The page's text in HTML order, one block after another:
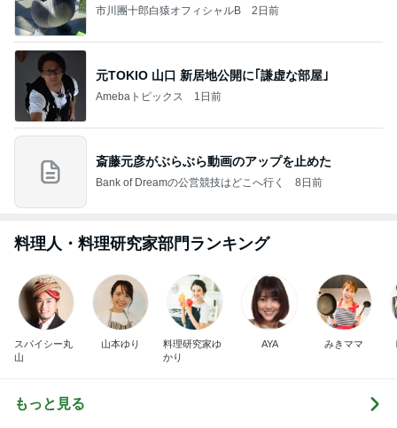
市川團十郎白猿オフィシャルB 2日前
元TOKIO 山口 新居地公開に｢謙虚な部屋｣
Amebaトピックス 1日前
斎藤元彦がぶらぶら動画のアップを止めた
Bank of Dreamの公営競技はどこへ行く 8日前
料理人・料理研究家部門ランキング
スパイシー丸
山
山本ゆり
料理研究家ゆ
かり
AYA みきママ
もっと見る